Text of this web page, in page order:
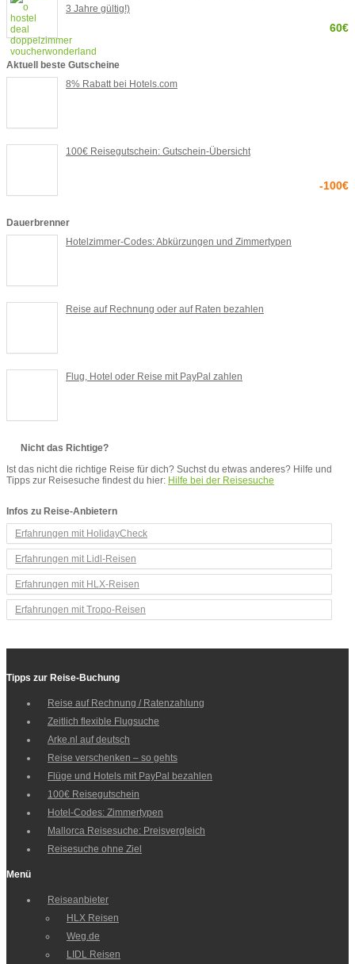
3 Jahre gültig!)
60€
Aktuell beste Gutscheine
8% Rabatt bei Hotels.com
100€ Reisegutschein: Gutschein-Übersicht
-100€
Dauerbrenner
Hotelzimmer-Codes: Abkürzungen und Zimmertypen
Reise auf Rechnung oder auf Raten bezahlen
Flug, Hotel oder Reise mit PayPal zahlen
Nicht das Richtige?
Ist das nicht die richtige Reise für dich? Suchst du etwas anderes? Hilfe und
Tipps zur Reisesuche findest du hier: Hilfe bei der Reisesuche
Infos zu Reise-Anbietern
Erfahrungen mit HolidayCheck
Erfahrungen mit Lidl-Reisen
Erfahrungen mit HLX-Reisen
Erfahrungen mit Tropo-Reisen
Tipps zur Reise-Buchung
Reise auf Rechnung / Ratenzahlung
Zeitlich flexible Flugsuche
Arke.nl auf deutsch
Reise verschenken – so gehts
Flüge und Hotels mit PayPal bezahlen
100€ Reisegutschein
Hotel-Codes: Zimmertypen
Mallorca Reisesuche: Preisvergleich
Reisesuche ohne Ziel
Menü
Reiseanbieter
HLX Reisen
Weg.de
LIDL Reisen